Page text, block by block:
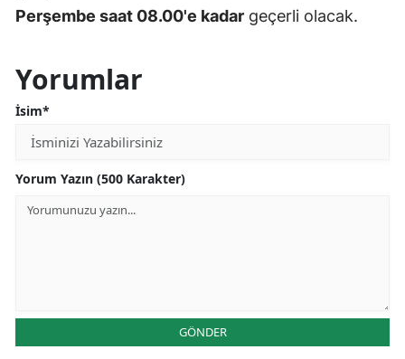
Perşembe saat 08.00'e kadar geçerli olacak.
Yorumlar
İsim*
Yorum Yazın (500 Karakter)
GÖNDER